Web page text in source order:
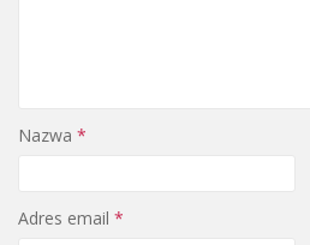
Nazwa *
Adres email *